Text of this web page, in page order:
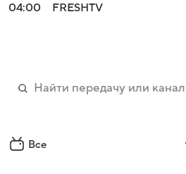
04:00
FRESHTV
Все